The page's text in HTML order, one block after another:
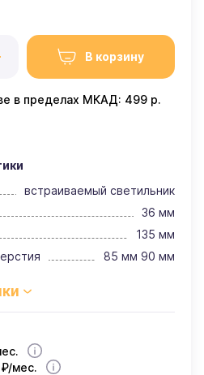
В корзину
в пределах МКАД: 499 р.
встраиваемый светильник
36 мм
135 мм
85 мм 90 мм
мес.